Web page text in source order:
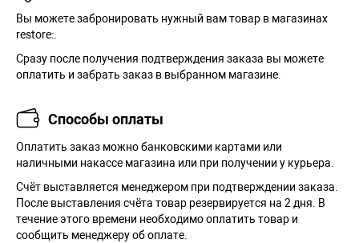
Вы можете забронировать нужный вам товар в магазинах
restore:.
Сразу после получения подтверждения заказа вы можете
оплатить и забрать заказ в выбранном магазине.
Способы оплаты
Оплатить заказ можно банковскими картами или
наличными накассе магазина или при получении у курьера.
Cчёт выставляется менеджером при подтверждении заказа.
После выставления счёта товар резервируется на 2 дня. В
течение этого времени необходимо оплатить товар и
сообщить менеджеру об оплате.